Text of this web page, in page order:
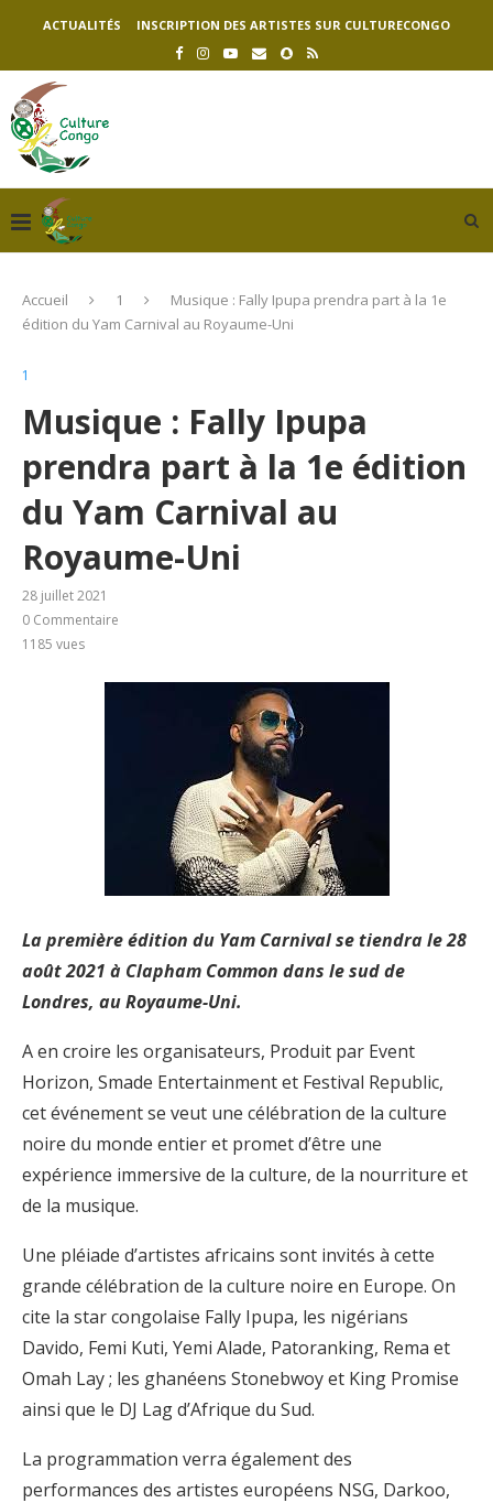
ACTUALITÉS INSCRIPTION DES ARTISTES SUR CULTURECONGO
Accueil 1
Musique : Fally Ipupa prendra part à la 1e
édition du Yam Carnival au Royaume-Uni
1
Musique : Fally Ipupa
prendra part à la 1e édition
du Yam Carnival au
Royaume-Uni
28 juillet 2021
0 Commentaire
1185 vues
La première édition du Yam Carnival se tiendra le 28
août 2021 à Clapham Common dans le sud de
Londres, au Royaume-Uni.
A en croire les organisateurs, Produit par Event
Horizon, Smade Entertainment et Festival Republic,
cet événement se veut une célébration de la culture
noire du monde entier et promet d’être une
expérience immersive de la culture, de la nourriture et
de la musique.
Une pléiade d’artistes africains sont invités à cette
grande célébration de la culture noire en Europe. On
cite la star congolaise Fally Ipupa, les nigérians
Davido, Femi Kuti, Yemi Alade, Patoranking, Rema et
Omah Lay ; les ghanéens Stonebwoy et King Promise
ainsi que le DJ Lag d’Afrique du Sud.
La programmation verra également des
performances des artistes européens NSG, Darkoo,